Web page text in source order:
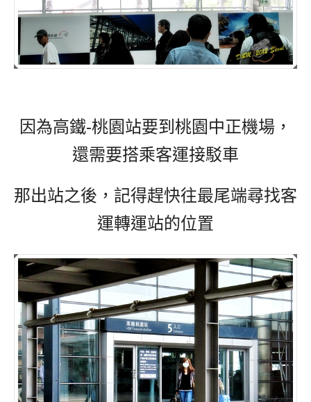
因為高鐵-桃園站要到桃園中正機場，
還需要搭乘客運接駁車
那出站之後，記得趕快往最尾端尋找客
運轉運站的位置